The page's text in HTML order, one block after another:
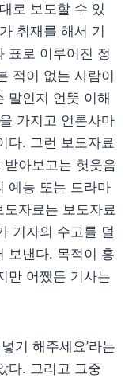
로 보도할 수 있
취재를 해서 기
표로 이루어진 정
적이 없는 사람이
말인지 언뜻 이해
가지고 언론사마
다. 그런 보도자료
아보고는 헛웃음
예능 또는 드라마
자료는 보도자료
기자의 수고를 덜
보낸다. 목적이 홍
만 어쨌든 기사는
기 해주세요’라는
다. 그리고 그중